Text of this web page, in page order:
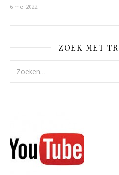
6 mei 2022
ZOEK MET